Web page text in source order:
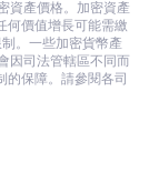
資產價格。加密資產
何價值增長可能需繳
。一些加密貨幣產
因司法管轄區不同而
的保障。請參閱各司